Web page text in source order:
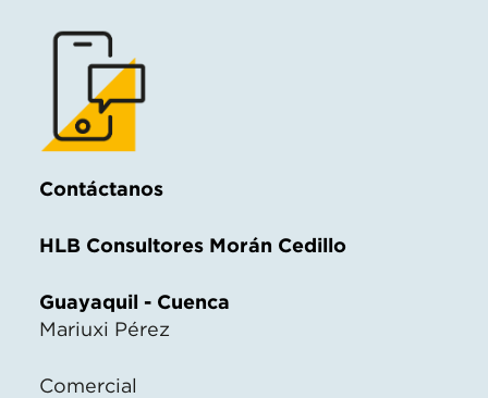
Contáctanos
HLB Consultores Morán Cedillo
Guayaquil - Cuenca
Mariuxi Pérez
Comercial